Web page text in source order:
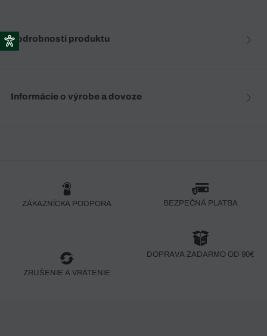
Podrobnosti produktu
Informácie o výrobe a dovoze
ZÁKAZNÍCKA PODPORA BEZPEČNÁ PLATBA
ZRUŠENIE A VRÁTENIE
DOPRAVA ZADARMO OD 90€